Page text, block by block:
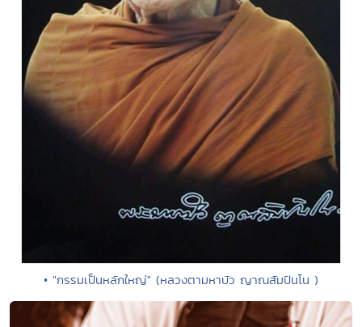
• "กรรมเป็นหลักใหญ่" (หลวงตามหาบัว ญาณสัมปันโน )